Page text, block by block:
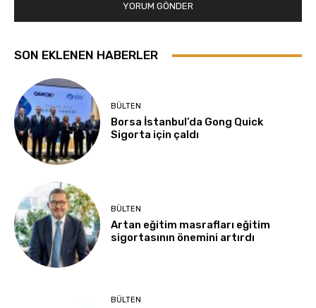
SON EKLENEN HABERLER
BÜLTEN
Borsa İstanbul’da Gong Quick
Sigorta için çaldı
BÜLTEN
Artan eğitim masrafları eğitim
sigortasının önemini artırdı
BÜLTEN